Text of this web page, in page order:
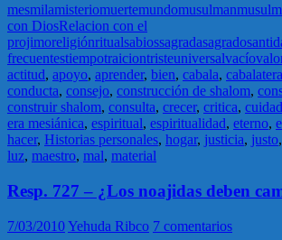
mesmilamisteriomuertemundomusulman
con DiosRelacion con el
projimoreligiónritualsabiossagradasagrado
frecuentestiempotraiciontristeuniversalvacío
actitud, apoyo, aprender, bien, cabala,
conducta, consejo, construcción de shalom,
construir shalom, consulta, crecer, critica,
era mesiánica, espiritual, espiritualidad, eterno,
hacer, Historias personales, hogar, justicia, justo,
luz, maestro, mal, material
Resp. 727 – ¿Los noajidas deben
7/03/2010Yehuda Ribco 7 comentarios